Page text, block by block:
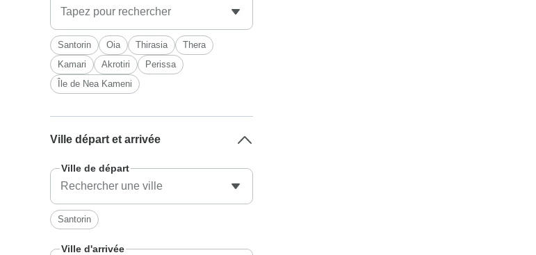
Santorin Oia Thirasia
Thera
Kamari
Akrotiri
Perissa
Île de Nea Kameni
Ville départ et arrivée
Ville de départ
Santorin
Ville d'arrivée